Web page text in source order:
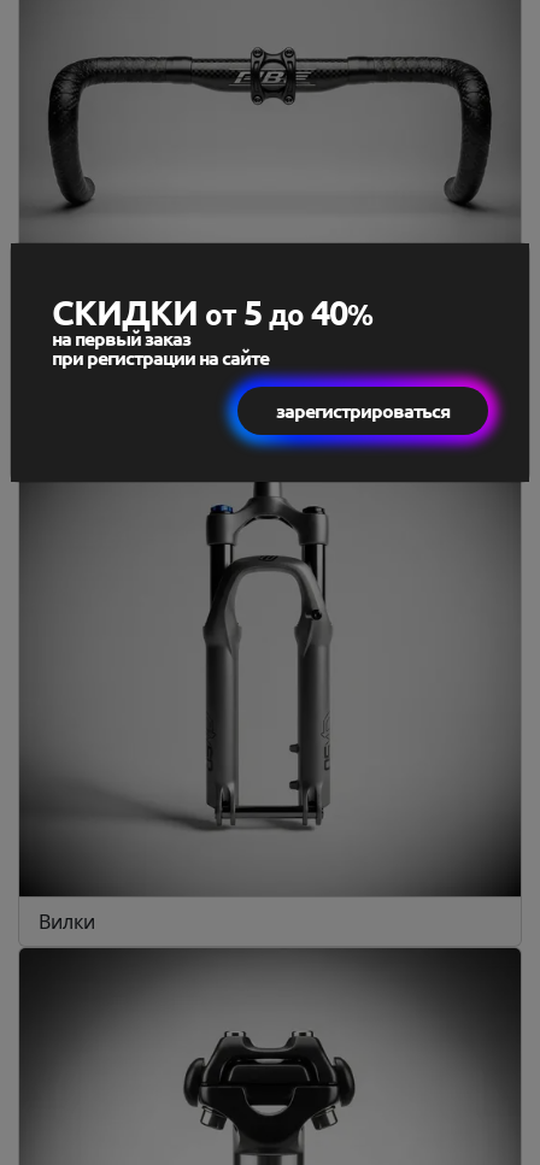
Велосипедные рули
Вилки
СКИДКИ от5до40%
на первый заказ
при регистрации на сайте
зарегистрироваться